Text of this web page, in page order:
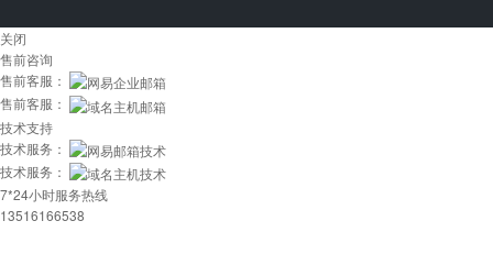
关闭
售前咨询
售前客服：
售前客服：
技术支持
技术服务：
技术服务：
7*24小时服务热线
13516166538